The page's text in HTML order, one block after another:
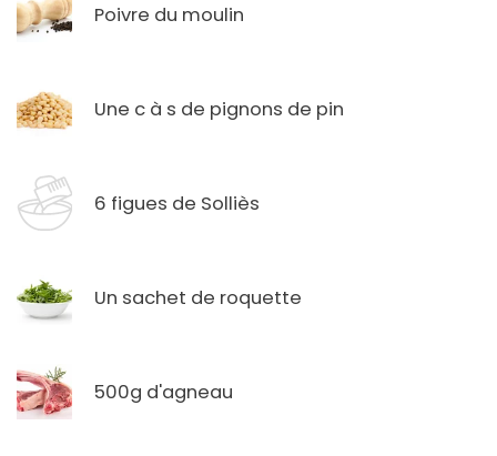
Poivre du moulin
Une c à s de pignons de pin
6 figues de Solliès
Un sachet de roquette
500g d'agneau